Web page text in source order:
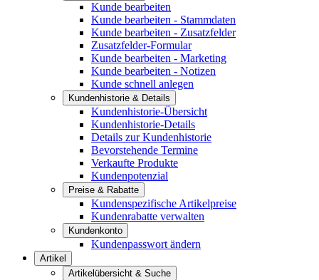
Kunde bearbeiten
Kunde bearbeiten - Stammdaten
Kunde bearbeiten - Zusatzfelder
Zusatzfelder-Formular
Kunde bearbeiten - Marketing
Kunde bearbeiten - Notizen
Kunde schnell anlegen
Kundenhistorie & Details
Kundenhistorie-Übersicht
Kundenhistorie-Details
Details zur Kundenhistorie
Bevorstehende Termine
Verkaufte Produkte
Kundenpotenzial
Preise & Rabatte
Kundenspezifische Artikelpreise
Kundenrabatte verwalten
Kundenkonto
Kundenpasswort ändern
Artikel
Artikelübersicht & Suche